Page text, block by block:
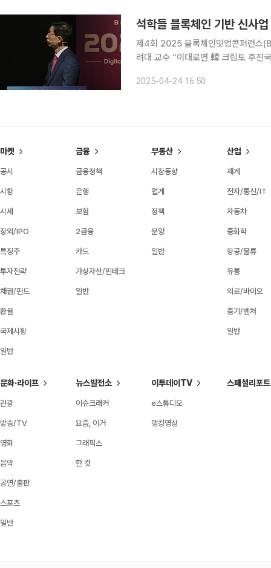
제4회 2025 블록체인밋업콘퍼런스
려대 교수 “이대로면 韓 크립토 후진국
라가지 못하면 한국이 글로벌 경제에
2025-04-24 16:50
마켓
공시
시황
시세
장외/IPO
특징주
투자전략
채권/펀드
환율
국제시황
일반
금융
금융정책
은행
보험
2금융
카드
가상자산/핀테크
일반
부동산
시장동향
업계
정책
분양
일반
산업
재계
전자/통신/IT
자동차
중화학
항공/물류
유통
의료/바이오
중기/벤처
일반
문화·라이프
관광
방송/TV
영화
음악
공연/출판
스포츠
일반
뉴스발전소
이슈크래커
요즘, 이거
그래픽스
한 컷
이투데이TV
e스튜디오
랭킹영상
스페셜리포트